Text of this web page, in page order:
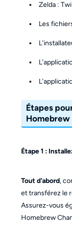
Zelda :
Les
Étapes
Homebrew
Étape 1 :
Tout d'abord,
et transférez le
Assurez-vous
Homebrew